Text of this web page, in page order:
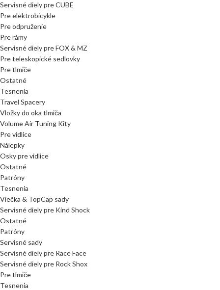
Servisné diely pre CUBE
Pre elektrobicykle
Pre odpruženie
Pre rámy
Servisné diely pre FOX & MZ
Pre teleskopické sedlovky
Pre tlmiče
Ostatné
Tesnenia
Travel Spacery
Vložky do oka tlmiča
Volume Air Tuning Kity
Pre vidlice
Nálepky
Osky pre vidlice
Ostatné
Patróny
Tesnenia
Viečka & TopCap sady
Servisné diely pre Kind Shock
Ostatné
Patróny
Servisné sady
Servisné diely pre Race Face
Servisné diely pre Rock Shox
Pre tlmiče
Tesnenia